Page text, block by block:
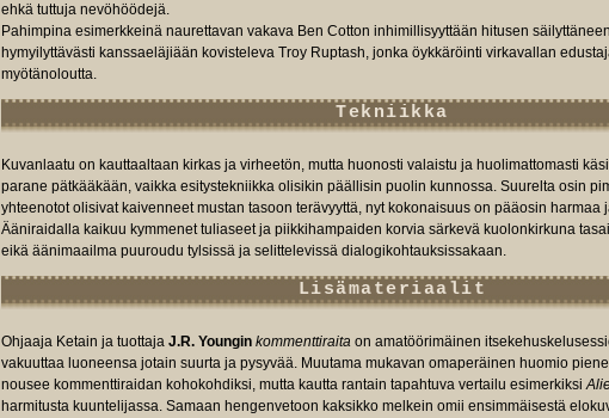
ehkä tuttuja nevöhöödejä.
Pahimpina esimerkkeinä naurettavan vakava Ben Cotton inhimillisyyttään hitusen
hymyilyttävästi kanssaeläjiään kovisteleva Troy Ruptash, jonka öykkäröinti virkavallan
myötänoloutta.
Tekniikka
Kuvanlaatu on kauttaaltaan kirkas ja virheetön, mutta huonosti valaistu ja huolimattomasti
parane pätkääkään, vaikka esitystekniikka olisikin päällisin puolin kunnossa. Suurelta osin
yhteenotot olisivat kaivenneet mustan tasoon terävyyttä, nyt kokonaisuus on pääosin harmaa
Ääniraidalla kaikuu kymmenet tuliaseet ja piikkihampaiden korvia särkevä kuolonkirkuna
eikä äänimaailma puuroudu tylsissä ja selittelevissä dialogikohtauksissakaan.
Lisämateriaalit
Ohjaaja Ketain ja tuottaja J.R. Youngin kommenttiraita on amatöörimäinen
vakuuttaa luoneensa jotain suurta ja pysyvää. Muutama mukavan omaperäinen huomio
nousee kommenttiraidan kohokohdiksi, mutta kautta rantain tapahtuva vertailu esimerkiksi
harmitusta kuuntelijassa. Samaan hengenvetoon kaksikko melkein omii ensimmäisestä